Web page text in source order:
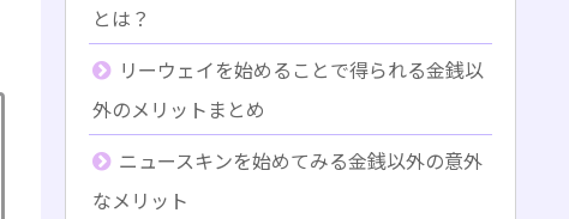
とは？
リーウェイを始めることで得られる金銭以
外のメリットまとめ
ニュースキンを始めてみる金銭以外の意外
なメリット